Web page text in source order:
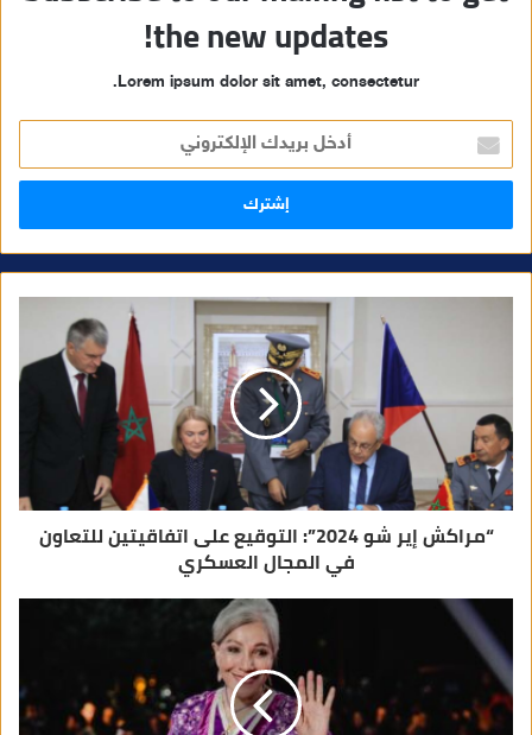
the new updates!
Lorem ipsum dolor sit amet, consectetur.
خ
ل
ر
ا
و
ن
ي
“مراكش إير شو 2024”: التوقيع على اتفاقيتين للتعاون
في المجال العسكري